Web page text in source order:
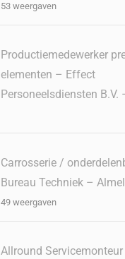
53 weergaven
Productiemedewerker
elementen – Effect
Personeelsdiensten B.V.
Carrosserie /
Bureau Techniek –
49 weergaven
Allround Servicemonteur